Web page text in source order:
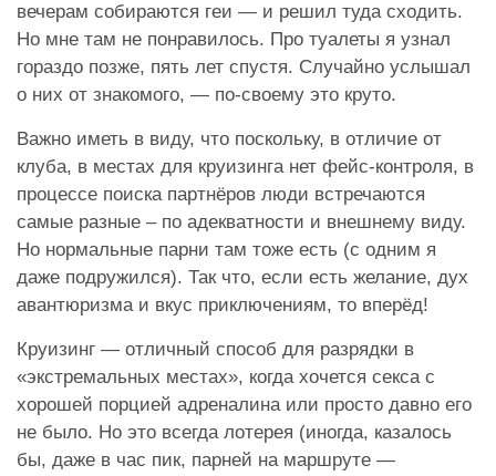
вечерам собираются геи — и решил туда сходить.
Но мне там не понравилось. Про туалеты я узнал
гораздо позже, пять лет спустя. Случайно услышал
о них от знакомого, — по-своему это круто.
Важно иметь в виду, что поскольку, в отличие от
клуба, в местах для круизинга нет фейс-контроля, в
процессе поиска партнёров люди встречаются
самые разные – по адекватности и внешнему виду.
Но нормальные парни там тоже есть (с одним я
даже подружился). Так что, если есть желание, дух
авантюризма и вкус приключениям, то вперёд!
Круизинг — отличный способ для разрядки в
«экстремальных местах», когда хочется секса с
хорошей порцией адреналина или просто давно его
не было. Но это всегда лотерея (иногда, казалось
бы, даже в час пик, парней на маршруте —